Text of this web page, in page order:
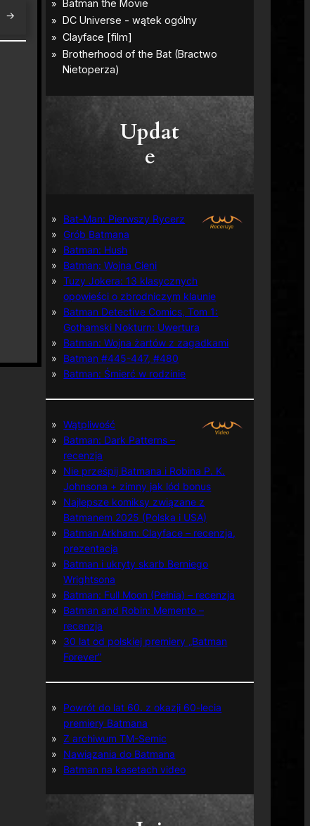
→
Updat
e
Bat-Man: Pierwszy Rycerz
Grób Batmana
Batman: Hush
Batman: Wojna Cieni
Tuzy Jokera: 13 klasycznych
opowieści o zbrodniczym klaunie
Batman Detective Comics, Tom 1:
Gothamski Nokturn: Uwertura
Batman: Wojna żartów z zagadkami
Batman #445-447, #480
Batman: Śmierć w rodzinie
Wątpliwość
Batman: Dark Patterns –
recenzja
Nie prześpij Batmana i Robina P. K.
Johnsona + zimny jak lód bonus
Najlepsze komiksy związane z
Batmanem 2025 (Polska i USA)
Batman Arkham: Clayface – recenzja,
prezentacja
Batman i ukryty skarb Berniego
Wrightsona
Batman: Full Moon (Pełnia) – recenzja
Batman and Robin: Memento –
recenzja
30 lat od polskiej premiery „Batman
Forever”
Powrót do lat 60. z okazji 60-lecia
premiery Batmana
Z archiwum TM-Semic
Nawiązania do Batmana
Batman na kasetach video